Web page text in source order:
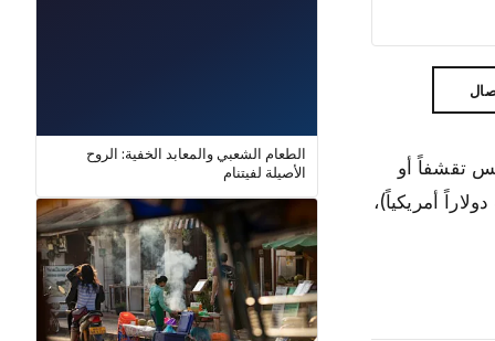
حقاً — ليس تقشفاً أو
تضحية، بل هكذا يكون السفر الطبيعي هناك. هذا هو تفصيلي الدقيق للعيش في فيتنام بـ800-900 باهت يومياً (ما يعادل 30 دولاراً أمريكياً)،
الطعام الشعبي والمعابد الخفية: الروح
الأصيلة لفيتنام